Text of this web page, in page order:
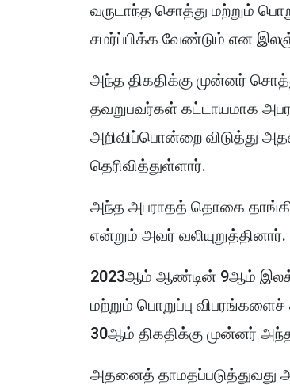
வருடாந்த சொத்து மற்றும்
சமர்ப்பிக்க வேண்டும் என
அந்த திகதிக்கு முன்னர்
தவறுபவர்கள் கட்டாயமாக
அறிவிப்பொன்றை விடுத்து
தெரிவித்துள்ளார்.
அந்த அபராதத் தொகை
என்றும் அவர் வலியுறுத்தினார்.
2023ஆம் ஆண்டின் 9ஆம் இலக்க
மற்றும் பொறுப்பு
30ஆம் திகதிக்கு முன்னர்
அதனைத் தாமதப்படுத்துவது